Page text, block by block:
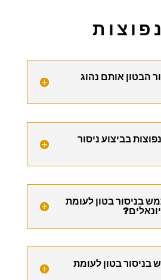
הבטון אותם נהוג
בביצוע ניסור
בניסור בטון לעומת
בניסור בטון לעומת